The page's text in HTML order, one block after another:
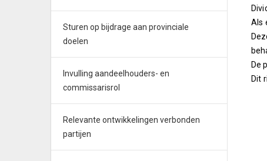
Sturen op bijdrage aan provinciale
doelen
Invulling aandeelhouders- en
commissarisrol
Relevante ontwikkelingen verbonden
partijen
Als
De
Dit